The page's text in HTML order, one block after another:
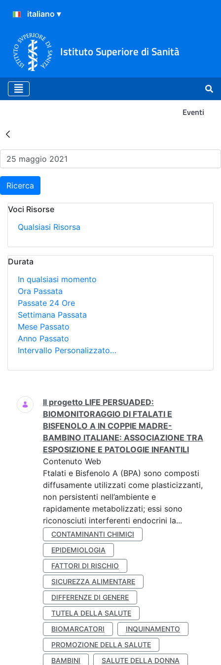
Istituto Superiore di Sanità
Eventi
Risultati della Ricerca -
Ricerca
Voci Risorse
Qualsiasi Risorsa
Durata
In qualsiasi momento
Ora Passata
Passate 24 Ore
Settimana Passata
Mese Passato
Anno Passato
Intervallo Personalizzato…
Ricerca
Il progetto LIFE PERSUADED:
BIOMONITORAGGIO DI FTALATI E
BISFENOLO A IN COPPIE MADRE-
BAMBINO ITALIANE: ASSOCIAZIONE TRA
ESPOSIZIONE E PATOLOGIE INFANTILI
Contenuto Web
Ftalati e Bisfenolo A (BPA) sono composti
diffusamente utilizzati come plasticizzanti,
non persistenti nell’ambiente e
rapidamente metabolizzati; essi sono
riconosciuti interferenti endocrini la...
CONTAMINANTI CHIMICI
EPIDEMIOLOGIA
FATTORI DI RISCHIO
SICUREZZA ALIMENTARE
DIFFERENZE DI GENERE
TUTELA DELLA SALUTE
BIOMARCATORI
INQUINAMENTO
PROMOZIONE DELLA SALUTE
BAMBINI
SALUTE DELLA DONNA